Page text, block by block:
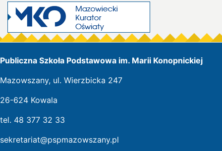
Publiczna Szkoła Podstawowa im. Marii Konopnickiej
Mazowszany, ul. Wierzbicka 247
26-624 Kowala
tel. 48 377 32 33
sekretariat@pspmazowszany.pl